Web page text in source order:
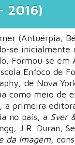
2016)
(Antuérpia,
se
Formou-se
Enfoco de
de Nova
como meio de
a primeira
no país, a Sver
J.R. Duran,
da Imagem,